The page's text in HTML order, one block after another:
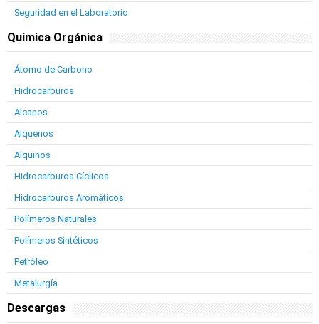
Seguridad en el Laboratorio
Química Orgánica
Átomo de Carbono
Hidrocarburos
Alcanos
Alquenos
Alquinos
Hidrocarburos Cíclicos
Hidrocarburos Aromáticos
Polímeros Naturales
Polímeros Sintéticos
Petróleo
Metalurgía
Descargas